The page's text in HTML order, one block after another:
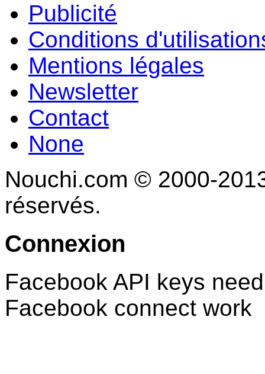
Publicité
Conditions
Mentions légales
Newsletter
Contact
None
Nouchi.com © 2000-
réservés.
Connexion
Facebook API keys
Facebook connect work